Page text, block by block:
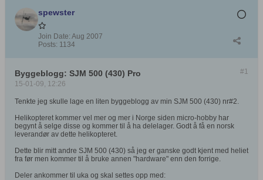
spewster
Join Date: Aug 2007
Posts: 1134
#1
Byggeblogg: SJM 500 (430) Pro
15-01-09, 12:26
Tenkte jeg skulle lage en liten byggeblogg av min SJM 500 (430) nr#2.
Helikopteret kommer vel mer og mer i Norge siden micro-hobby har
begynt å selge disse og kommer til å ha delelager. Godt å få en norsk
leverandør av dette helikopteret.
Dette blir mitt andre SJM 500 (430) så jeg er ganske godt kjent med heliet
fra før men kommer til å bruke annen "hardware" enn den forrige.
Deler ankommer til uka og skal settes opp med: